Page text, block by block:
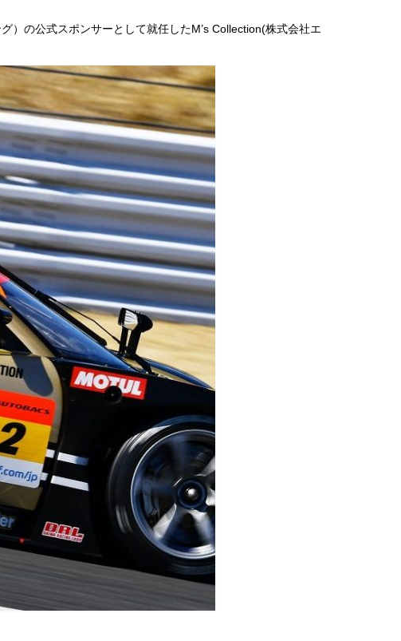
の公式スポンサーとして就任したM’s Collection(株式会社エ